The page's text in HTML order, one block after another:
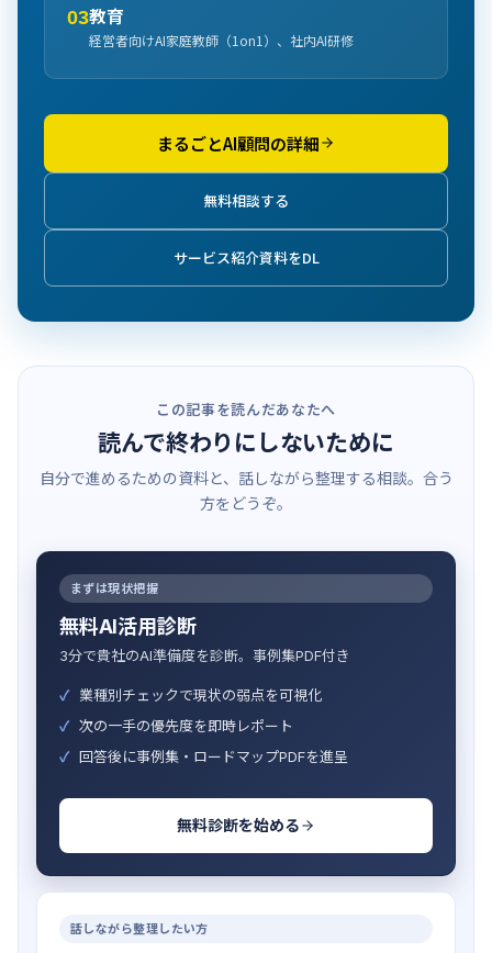
03教育
経営者向けAI家庭教師（1on1）、社内AI研修
まるごとAI顧問の詳細
無料相談する
サービス紹介資料をDL
この記事を読んだあなたへ
読んで終わりにしないために
自分で進めるための資料と、話しながら整理する相談。合う
方をどうぞ。
まずは現状把握
無料AI活用診断
3分で貴社のAI準備度を診断。事例集PDF付き
業種別チェックで現状の弱点を可視化
次の一手の優先度を即時レポート
回答後に事例集・ロードマップPDFを進呈
無料診断を始める
話しながら整理したい方